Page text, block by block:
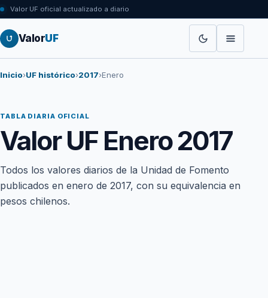
Valor UF oficial actualizado a diario
ValorUF
Inicio›UF histórico›2017›Enero
TABLA DIARIA OFICIAL
Valor UF Enero 2017
Todos los valores diarios de la Unidad de Fomento
publicados en enero de 2017, con su equivalencia en
pesos chilenos.